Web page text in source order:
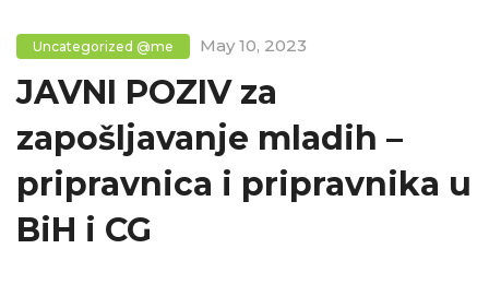
Uncategorized @me May 10, 2023
JAVNI POZIV za
zapošljavanje mladih –
pripravnica i pripravnika u
BiH i CG